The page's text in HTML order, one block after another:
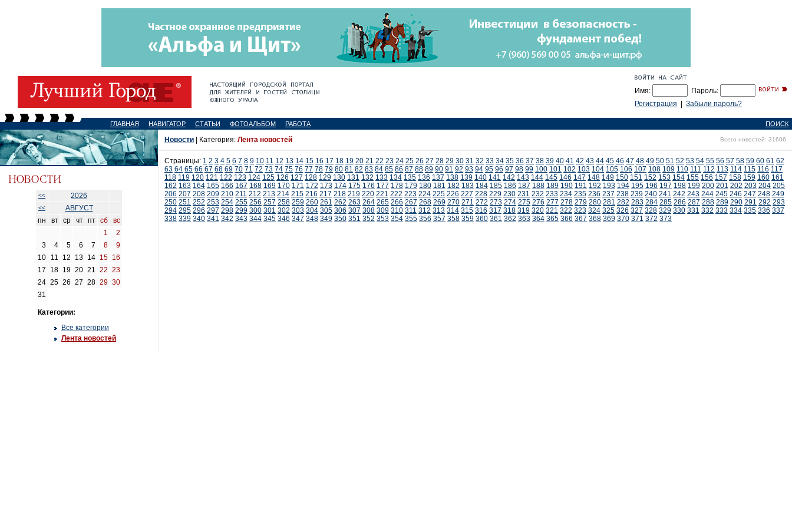
Имя:
Пароль:
Регистрация
Забыли пароль?
ГЛАВНАЯ НАВИГАТОР СТАТЬИ ФОТОАЛЬБОМ РАБОТА ПОИСК
<< 2026
<<
АВГУСТ
пн
вт ср чт пт сб
вс
1
2
3
4 5 6 7 8
9
10
11 12 13 14 15 16
17
18 19 20 21 22 23
24 25 26 27 28 29 30
31
Категории:
Все категории
Лента новостей
Новости | Категория: Лента новостей Всего новостей: 31606
Страницы: 1 2 3 4 5 6 7 8 9 10 11 12 13 14 15 16 17 18 19 20 21 22 23 24 25 26 27 28 29 30 31 32 33 34 35 36 37 38 39 40 41 42 43 44 45 46 47 48 49 50 51 52 53 54 55 56 57 58 59 60 61 62
63 64 65 66 67 68 69 70 71 72 73 74 75 76 77 78 79 80 81 82 83 84 85 86 87 88 89 90 91 92 93 94 95 96 97 98 99 100 101 102 103 104 105 106 107 108 109 110 111 112 113 114 115 116 117
118 119 120 121 122 123 124 125 126 127 128 129 130 131 132 133 134 135 136 137 138 139 140 141 142 143 144 145 146 147 148 149 150 151 152 153 154 155 156 157 158 159 160 161
162 163 164 165 166 167 168 169 170 171 172 173 174 175 176 177 178 179 180 181 182 183 184 185 186 187 188 189 190 191 192 193 194 195 196 197 198 199 200 201 202 203 204 205
206 207 208 209 210 211 212 213 214 215 216 217 218 219 220 221 222 223 224 225 226 227 228 229 230 231 232 233 234 235 236 237 238 239 240 241 242 243 244 245 246 247 248 249
250 251 252 253 254 255 256 257 258 259 260 261 262 263 264 265 266 267 268 269 270 271 272 273 274 275 276 277 278 279 280 281 282 283 284 285 286 287 288 289 290 291 292 293
294 295 296 297 298 299 300 301 302 303 304 305 306 307 308 309 310 311 312 313 314 315 316 317 318 319 320 321 322 323 324 325 326 327 328 329 330 331 332 333 334 335 336 337
338 339 340 341 342 343 344 345 346 347 348 349 350 351 352 353 354 355 356 357 358 359 360 361 362 363 364 365 366 367 368 369 370 371 372 373